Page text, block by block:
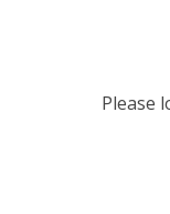
Please